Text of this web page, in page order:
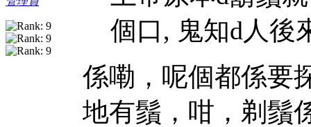
個口, 鬼知d人後
係嘞，呢個都係要
地有鬚，咁，剃鬚